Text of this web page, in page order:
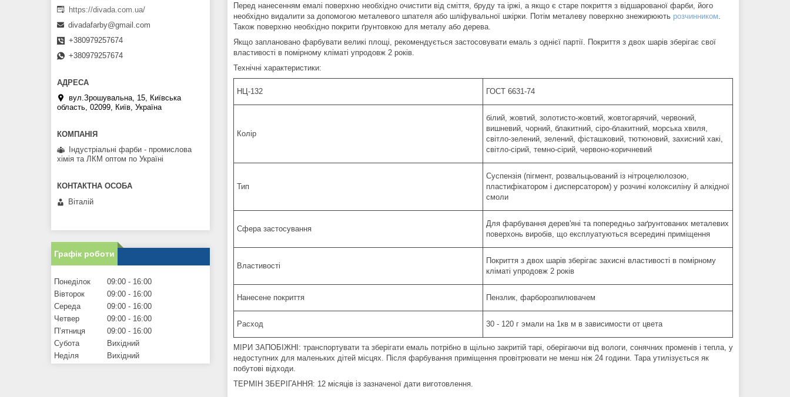
Перед нанесенням емалі поверхню необхідно очистити від сміття, бруду та іржі, а якщо є старе покриття з відшарованої фарби, його
необхідно видалити за допомогою металевого шпателя або шліфувальної шкірки. Потім металеву поверхню знежирюють розчинником
Також поверхню необхідно покрити ґрунтовкою для металу або дерева.
Якщо заплановано фарбувати великі площі, рекомендується застосовувати емаль з однієї партії. Покриття з двох шарів зберігає свої
властивості в помірному кліматі упродовж 2 років.
Технічні характеристики:
НЦ-132 ГОСТ 6631-74
Колір
білий, жовтий, золотисто-жовтий, жовтогарячий, червоний,
вишневий, чорний, блакитний, сіро-блакитний, морська хвиля,
світло-зелений, зелений, фісташковий, тютюновий, захисний хакі,
світло-сірий, темно-сірий, червоно-коричневий
Тип
Суспензія (пігмент, розвальцьований із нітроцелюлозою,
пластифікатором і дисперсатором) у розчині колоксиліну й алкідної
смоли
Сфера застосування
Для фарбування дерев'яні та попередньо заґрунтованих металевих
поверхонь виробів, що експлуатуються всередині приміщення
Властивості
Покриття з двох шарів зберігає захисні властивості в помірному
кліматі упродовж 2 років
Нанесене покриття Пензлик, фарборозпилювачем
Расход 30 - 120 г эмали на 1кв м в зависимости от цвета
МІРИ ЗАПОБІЖНІ: транспортувати та зберігати емаль потрібно в щільно закритій тарі, оберігаючи від вологи, сонячних променів і тепла, у
недоступних для маленьких дітей місцях. Після фарбування приміщення провітрювати не менш ніж 24 години. Тара утилізується як
побутові відходи.
ТЕРМІН ЗБЕРІГАННЯ: 12 місяців із зазначеної дати виготовлення.
https://divada.com.ua/
divadafarby@gmail.com
+380979257674
+380979257674
вул.Зрошувальна, 15, Київська
область, 02099, Київ, Україна
Індустріальні фарби - промислова
хімія та ЛКМ оптом по Україні
Віталій
Графік роботи
Понеділок 09:00
16:00
Вівторок
09:00
16:00
Середа
09:00
16:00
Четвер
09:00
16:00
Пʼятниця
09:00
16:00
Субота
Вихідний
Неділя
Вихідний